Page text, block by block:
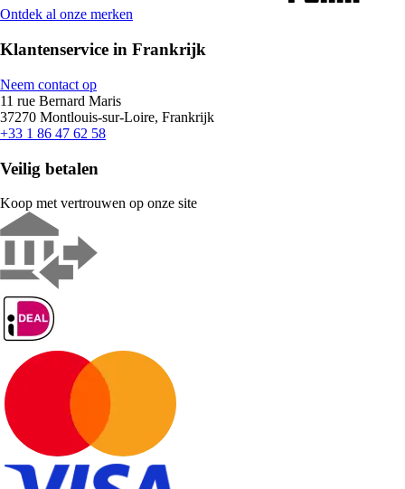
Ontdek al onze merken
Klantenservice in Frankrijk
Neem contact op
11 rue Bernard Maris
37270 Montlouis-sur-Loire, Frankrijk
+33 1 86 47 62 58
Veilig betalen
Koop met vertrouwen op onze site